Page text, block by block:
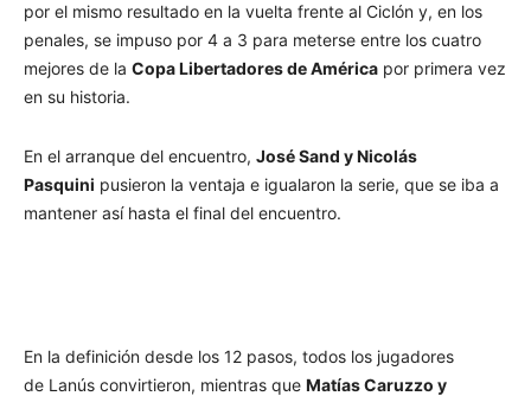
por el mismo resultado en la vuelta frente al Ciclón y, en los
penales, se impuso por 4 a 3 para meterse entre los cuatro
mejores de la Copa Libertadores de América por primera vez
en su historia.
En el arranque del encuentro, José Sand y Nicolás
Pasquini pusieron la ventaja e igualaron la serie, que se iba a
mantener así hasta el final del encuentro.
En la definición desde los 12 pasos, todos los jugadores
de Lanús convirtieron, mientras que Matías Caruzzo y